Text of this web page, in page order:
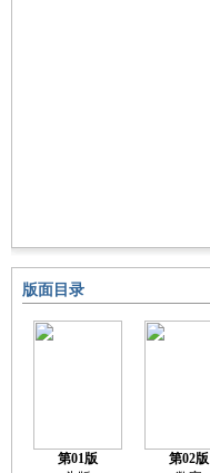
版面目录
第01版
第02版